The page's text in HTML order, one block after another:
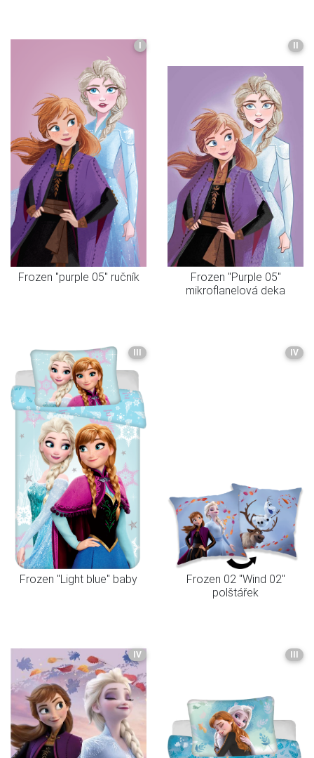
I
Frozen "purple 05" ručník
II
Frozen "Purple 05"
mikroflanelová deka
III
Frozen "Light blue" baby
IV
Frozen 02 "Wind 02"
polštářek
IV III